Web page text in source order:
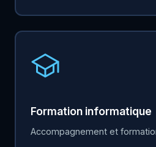
Formation informatique
Accompagnement et